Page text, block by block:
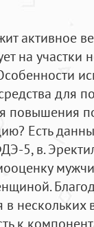
активное
на участки
для
повышения
Есть
5, в.
в
к